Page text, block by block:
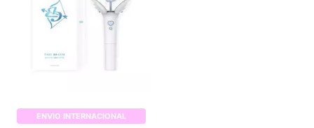
ENVIO INTERNACIONAL